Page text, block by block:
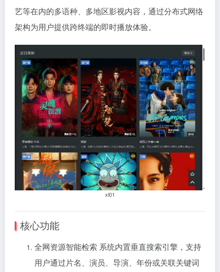
艺等在内的多语种、多地区影视内容，通过分布式网络
架构为用户提供跨终端的即时播放体验。
xl01
核心功能
全网资源智能检索 系统内置垂直搜索引擎，支持
用户通过片名、演员、导演、年份或关联关键词